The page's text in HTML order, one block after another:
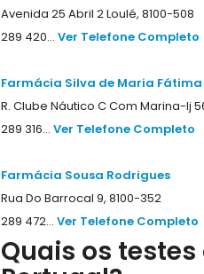
Avenida 25 Abril 2 Loulé, 8100-508
289 420... Ver Telefone Completo
Farmácia Silva de Maria
R. Clube Náutico C Com Marina-lj
289 316... Ver Telefone Completo
Farmácia Sousa Rodrigues
Rua Do Barrocal 9, 8100-352
289 472... Ver Telefone Completo
Quais os